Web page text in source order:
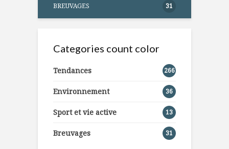
BREUVAGES 31
Categories count color
Tendances 266
Environnement 36
Sport et vie active 13
Breuvages 31